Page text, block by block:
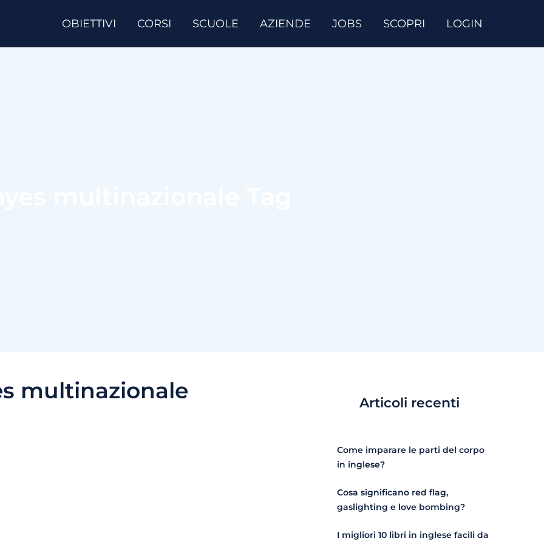
OBIETTIVI CORSI SCUOLE AZIENDE JOBS SCOPRI LOGIN
multinazionale Articoli recenti
Come imparare le parti del corpo
in inglese?
Cosa significano red flag,
gaslighting e love bombing?
I migliori 10 libri in inglese facili da